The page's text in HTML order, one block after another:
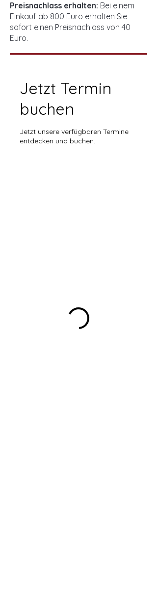
Preisnachlass erhalten: Bei einem
Einkauf ab 800 Euro erhalten Sie
sofort einen Preisnachlass von 40
Euro.
Jetzt Termin
buchen
Jetzt unsere verfügbaren Termine
entdecken und buchen.